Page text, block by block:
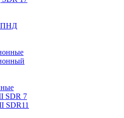
ПНД
SDR 7
SDR11